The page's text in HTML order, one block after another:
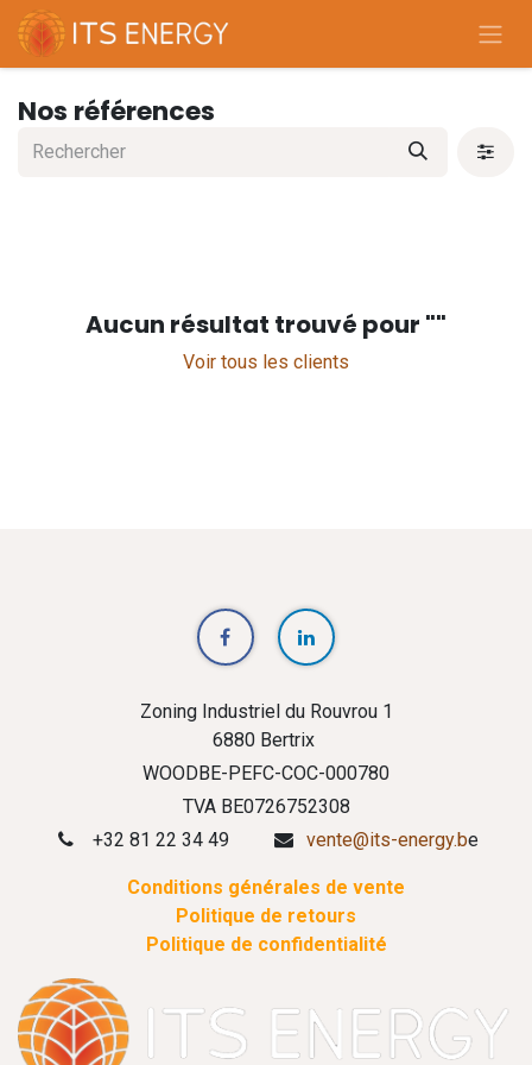
Se rendre au contenu
Nos références
Aucun résultat trouvé pour ""
Voir tous les clients
Zoning Industriel du Rouvrou 1
6880 Bertrix
WOODBE-PEFC-COC-000780
TVA BE0726752308
+32 81 22 34 49
vente@its-energy.be
Conditions générales de vente
Politique de retours
Politique de confidentialité